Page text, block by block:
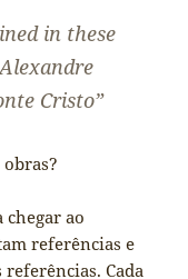
in these
Cristo”
chegar ao
referências e
referências. Cada